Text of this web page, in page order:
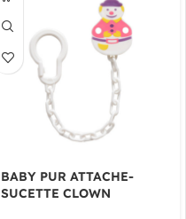
BABY PUR ATTACHE-
SUCETTE CLOWN